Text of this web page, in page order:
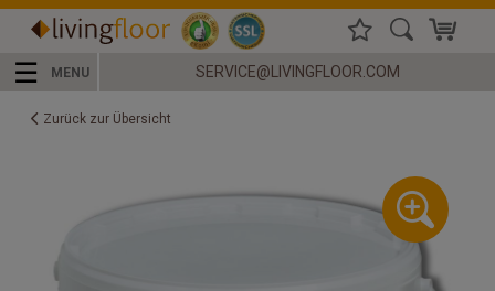
☰ MENU SERVICE@LIVINGFLOOR.COM
Zurück zur Übersicht